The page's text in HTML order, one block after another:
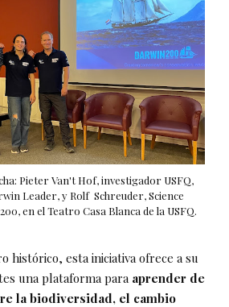
Pieter Van't Hof, investigador USFQ,
Leader, y Rolf Schreuder, Science
en el Teatro Casa Blanca de la USFQ.
histórico, esta iniciativa ofrece a su
una plataforma para aprender de
la biodiversidad, el cambio